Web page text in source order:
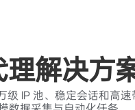
解决方
IP 池、稳定会话和高